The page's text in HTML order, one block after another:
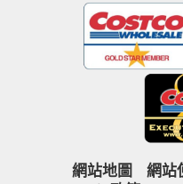
網站地圖 網站